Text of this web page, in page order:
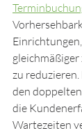
gleichmäßiger
zu
den
die
Wartezeiten